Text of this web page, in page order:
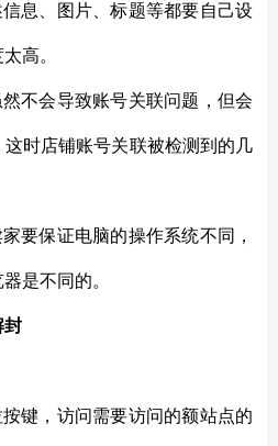
息、图片、标题等都要自己设
高。
不会导致账号关联问题，但会
时店铺账号关联被检测到的几
要保证电脑的操作系统不同，
是不同的。
封
键，访问需要访问的额站点的